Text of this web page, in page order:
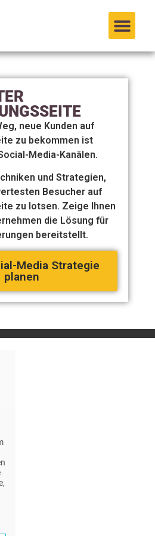
neue Kunden auf
zu bekommen ist
Media-Kanälen.
und Strategien,
Besucher auf
zu lotsen. Zeige Ihnen
die Lösung für
bereitstellt.
Media Strategie
planen